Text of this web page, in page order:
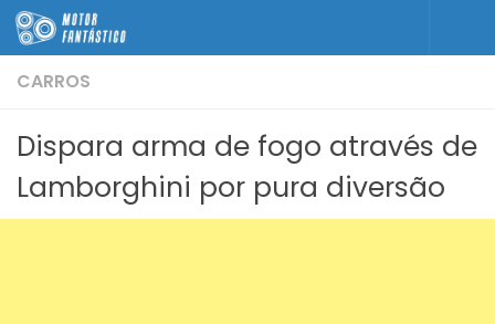
Skip to content
CARROS
Dispara arma de fogo através de
Lamborghini por pura diversão